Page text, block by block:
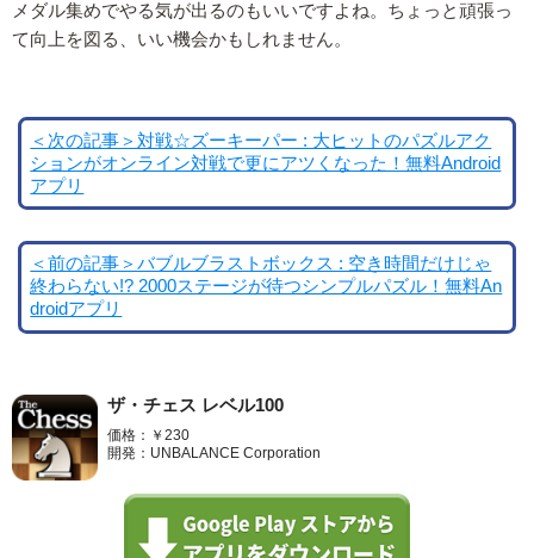
メダル集めでやる気が出るのもいいですよね。ちょっと頑張っ
て向上を図る、いい機会かもしれません。
＜次の記事＞対戦☆ズーキーパー : 大ヒットのパズルアク
ションがオンライン対戦で更にアツくなった！無料Android
アプリ
＜前の記事＞バブルブラストボックス : 空き時間だけじゃ
終わらない!? 2000ステージが待つシンプルパズル！無料An
droidアプリ
ザ・チェス レベル100
価格：￥230
開発：UNBALANCE Corporation